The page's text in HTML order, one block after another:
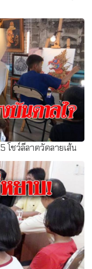
โชว์ลีลาตวัดลายเส้น